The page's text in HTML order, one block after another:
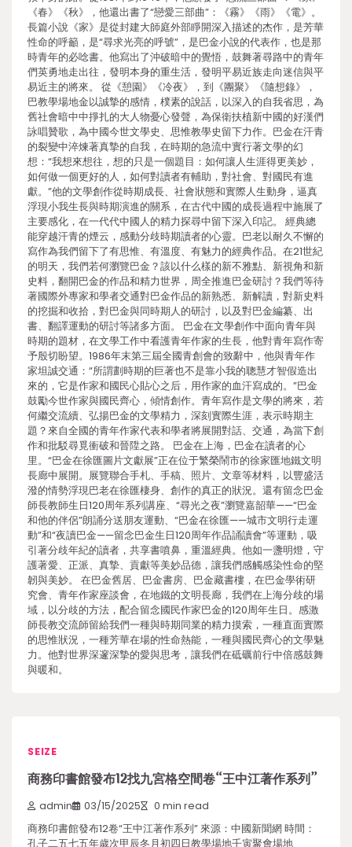
《春》《秋》，他還出書了“戀愛三部曲”：《霧》《雨》《電》。
長篇小說《家》是從封建大師庭外部睜開深入描述的杰作，是芳華
性命的呼籲，是“尋求光亮的呼號”，是巴金小說的代表作，也是那
時青年的必唸書。他寫出了沖破暗中的覺悟，鼓舞著尋路中的青年
們英勇地走出往，發明本身的重生活，發明平易近族走向迷信與平
易近主的將來。 從《憩園》《冷夜》，到《團聚》《隨想錄》，
巴教學場地金以誠摯的感情，樸素的說話，以深入的自我省思，為
舊社會暗中中掙扎的大人物憂心發聲，為保衛扶植新中國的好漢們
詠唱贊歌，為中國今世文學史、思惟教學史留下力作。巴金在汗青
的裂變中淬煉著真摯的自我，在時期的急流中實行著文學的幻
想：“我想來想往，想的只是一個題目：如何讓人生涯得更美妙，
如何做一個更好的人，如何對讀者有輔助，對社會、對國民有進
獻。”他的文學創作從時期成長、社會狀態和實際人生動身，逼真
浮現小我生長與時期演進的關系，在古代中國的成長過程中施展了
主要感化，在一代代中國人的精力探尋中留下深入印記。 經典總
能穿越汗青的煙云，感動分歧時期讀者的心靈。巴老以耐久不懈的
寫作為我們留下了有思惟、有溫度、有魅力的經典作品。在21世紀
的明天，我們若何瀏覽巴金？該以什么樣的新不雅點、新視角和新
史料，翻開巴金的作品和精力世界，周全推進巴金研討？我們等待
著國際外專家和學者交通對巴金作品的新熟悉、新解讀，對新史料
的挖掘和收拾，對巴金與同時期人的研討，以及對巴金編纂、出
書、翻譯運動的研討等諸多方面。 巴金在文學創作中面向青年與
時期的題材，在文學工作中看護青年作家的生長，他對青年寫作寄
予殷切盼望。1986年末第三屆全國青創會的致辭中，他與青年作
家坦誠交通：“所謂劃時期的巨著也不是靠小我的聰慧才智假造出
來的，它是作家和國民心貼心之后，用作家的血汗寫成的。”巴金
鼓勵今世作家與國民齊心，傾情創作。青年寫作是文學的將來，若
何繼交流續、弘揚巴金的文學精力，深刻實際生涯，表示時期主
題？來自全國的青年作家代表和學者將展開對話、交通，為當下創
作和批駁尋覓衝破和晉陞之路。 巴金在上海，巴金在讀者的心
里。“巴金在徐匯圖片文獻展”正在位于繁榮鬧市的徐家匯地鐵文明
長廊中展開。展覽聯合手札、手稿、照片、文章等材料，以豐盛活
潑的情勢浮現巴老在徐匯棲身、創作的真正的狀況。還有留念巴金
師長教師生日120周年系列講座、“尋光之夜”瀏覽嘉韶華——“巴金
和他的伴侶”朗誦分送朋友運動、“巴金在徐匯——城市文明行走運
動”和“夜讀巴金——留念巴金生日120周年作品誦讀會”等運動，吸
引著分歧年紀的讀者，共享書噴鼻，重溫經典。他如一盞明燈，守
護著愛、正派、真摯、貢獻等美妙品德，讓我們感觸感染性命的堅
韌與美妙。 在巴金舊居、巴金書房、巴金藏書樓，在巴金學術研
究會、青年作家座談會，在地鐵的文明長廊，我們在上海分歧的場
域，以分歧的方法，配合留念國民作家巴金的120周年生日。感激
師長教交流師留給我們一種與時期同業的精力摸索，一種直面實際
的思惟狀況，一種芳華在場的性命熱能，一種與國民齊心的文學魅
力。他對世界深邃深摯的愛與思考，讓我們在砥礪前行中倍感鼓舞
與暖和。
SEIZE
商務印書館發布12找九宮格空間卷“王中江著作系列”
admin 03/15/2025 0 min read
商務印書館發布12卷“王中江著作系列” 來源：中國新聞網 時間：
孔子二五七五年歲次甲辰冬月初四日教學場地壬寅聚會場地